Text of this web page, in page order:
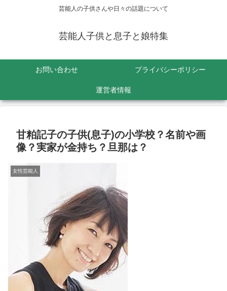
芸能人の子供さんや日々の話題について
芸能人子供と息子と娘特集
お問い合わせ プライバシーポリシー
運営者情報
甘粕記子の子供(息子)の小学校？名前や画
像？実家が金持ち？旦那は？
女性芸能人